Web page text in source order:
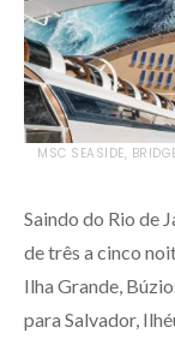
MSC SEASIDE,
Saindo do Rio de
de três a cinco
Ilha Grande,
para Salvador,